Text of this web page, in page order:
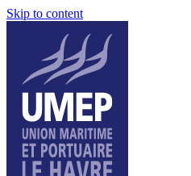
Skip to content